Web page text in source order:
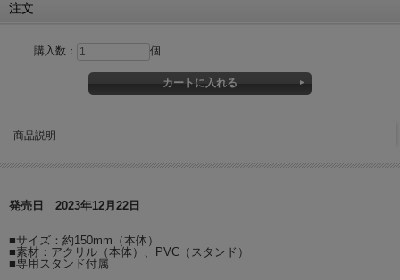
注文
購入数： 個
商品説明
発売日 2023年12月22日
■サイズ：約150mm（本体）
■素材：アクリル（本体）、PVC（スタンド）
■専用スタンド付属